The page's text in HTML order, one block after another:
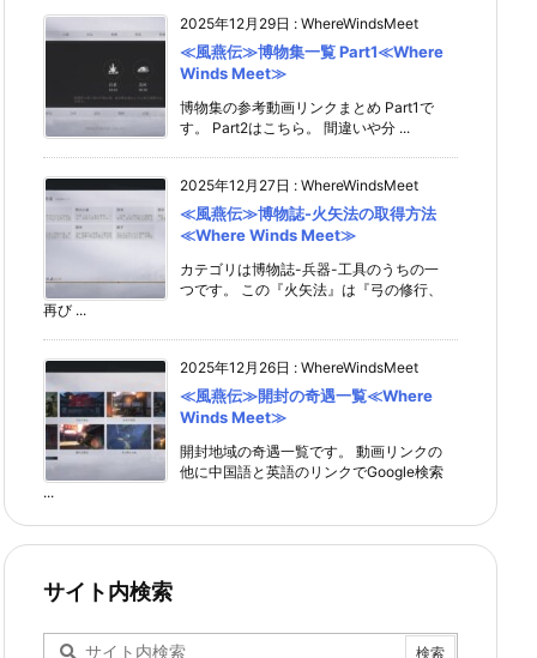
2025年12月29日 : WhereWindsMeet
≪風燕伝≫博物集一覧 Part1≪Where
Winds Meet≫
博物集の参考動画リンクまとめ Part1で
す。 Part2はこちら。 間違いや分 ...
2025年12月27日 : WhereWindsMeet
≪風燕伝≫博物誌-火矢法の取得方法
≪Where Winds Meet≫
カテゴリは博物誌-兵器-工具のうちの一
つです。 この『火矢法』は『弓の修行、
再び ...
2025年12月26日 : WhereWindsMeet
≪風燕伝≫開封の奇遇一覧≪Where
Winds Meet≫
開封地域の奇遇一覧です。 動画リンクの
他に中国語と英語のリンクでGoogle検索
...
サイト内検索